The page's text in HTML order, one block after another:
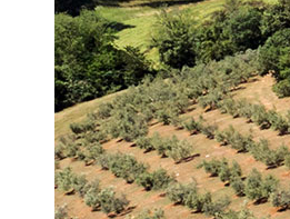
Etički kodeks
Financiranje
Proračun
Potpore
PROGRAMSKO FINANCIRANJE
Izvještavanje po uredbi
Projekti Instituta
Dialogue4Tourism
REVIVE